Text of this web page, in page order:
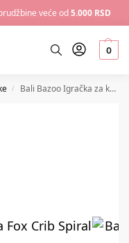
veće od5.000 RSD
0
/ Bali Bazoo Igračka za kolica Fox Crib Spiral